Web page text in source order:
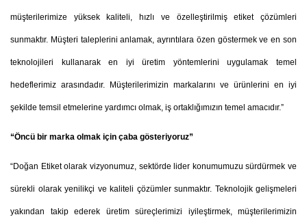
müşterilerimize yüksek kaliteli, hızlı ve özelleştirilmiş etiket çözümleri
sunmaktır. Müşteri taleplerini anlamak, ayrıntılara özen göstermek ve en son
teknolojileri kullanarak en iyi üretim yöntemlerini uygulamak temel
hedeflerimiz arasındadır. Müşterilerimizin markalarını ve ürünlerini en iyi
şekilde temsil etmelerine yardımcı olmak, iş ortaklığımızın temel amacıdır.”
“Öncü bir marka olmak için çaba gösteriyoruz”
“Doğan Etiket olarak vizyonumuz, sektörde lider konumumuzu sürdürmek ve
sürekli olarak yenilikçi ve kaliteli çözümler sunmaktır. Teknolojik gelişmeleri
yakından takip ederek üretim süreçlerimizi iyileştirmek, müşterilerimizin